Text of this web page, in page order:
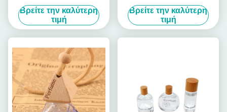
τύπων κυλίνδρων με τη
χρυσή τυπωμένη ύλη
Βρείτε την καλύτερη
τιμή
οχημάτων κλιματισμού
αυτοκινήτων με την ξύλινη
ΚΑΠ
Βρείτε την καλύτερη
τιμή